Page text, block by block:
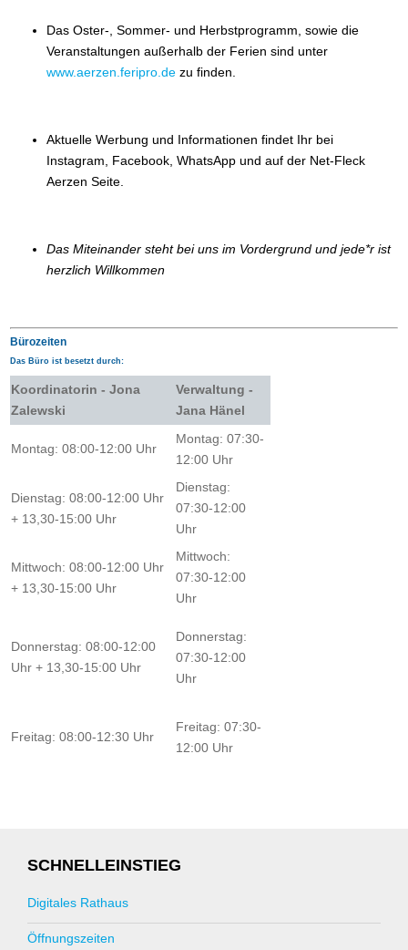
Das Oster-, Sommer- und Herbstprogramm, sowie die
Veranstaltungen außerhalb der Ferien sind unter
www.aerzen.feripro.de zu finden.
Aktuelle Werbung und Informationen findet Ihr bei
Instagram, Facebook, WhatsApp und auf der Net-Fleck
Aerzen Seite.
Das Miteinander steht bei uns im Vordergrund und jede*r ist
herzlich Willkommen
Bürozeiten
Das Büro ist besetzt durch:
Koordinatorin - Jona
Zalewski
Verwaltung -
Jana Hänel
Montag: 08:00-12:00 Uhr
Montag: 07:30-
12:00 Uhr
Dienstag: 08:00-12:00 Uhr
+ 13,30-15:00 Uhr
Dienstag:
07:30-12:00
Uhr
Mittwoch: 08:00-12:00 Uhr
+ 13,30-15:00 Uhr
Mittwoch:
07:30-12:00
Uhr
Donnerstag: 08:00-12:00
Uhr + 13,30-15:00 Uhr
Donnerstag:
07:30-12:00
Uhr
Freitag: 08:00-12:30 Uhr
Freitag: 07:30-
12:00 Uhr
SCHNELLEINSTIEG
Digitales Rathaus
Öffnungszeiten